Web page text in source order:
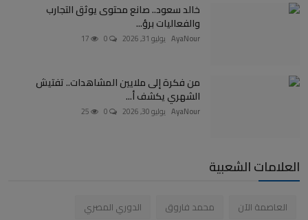
خالد سعود.. صانع محتوى يوثق التجارب
والفعاليات برؤ...
AyaNour يوليو 31, 2026
من فكرة إلى ملايين المشاهدات.. تفتيش
الشهري يكشف أ...
AyaNour يوليو 30, 2026
العلامات الشعبية
العاصمة الآن محمد فاروق
الدوري المصري